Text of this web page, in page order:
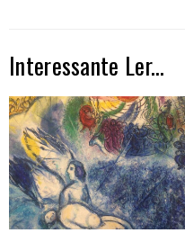
Interessante Ler...